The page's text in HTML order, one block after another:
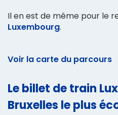
Il en est de même pour le
Luxembourg.
Voir la carte du parcours
Le billet de train
Bruxelles le plus